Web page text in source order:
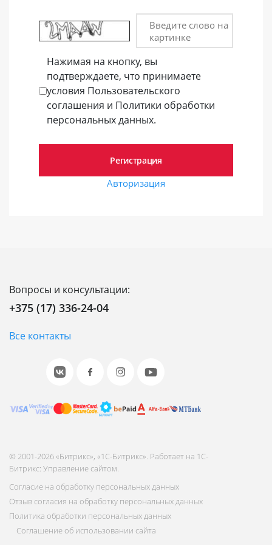
Введите слово на
картинке
Нажимая на кнопку, вы
подтверждаете, что принимаете
условия Пользовательского
соглашения и Политики обработки
персональных данных.
Авторизация
Вопросы и консультации:
+375 (17) 336-24-04
Все контакты
© 2001-2026 «Битрикс», «1С-Битрикс». Работает на 1С-
Битрикс: Управление сайтом.
Согласие на обработку персональных данных
Отзыв согласия на обработку персональных данных
Политика обработки персональных данных
Соглашение об использовании сайта